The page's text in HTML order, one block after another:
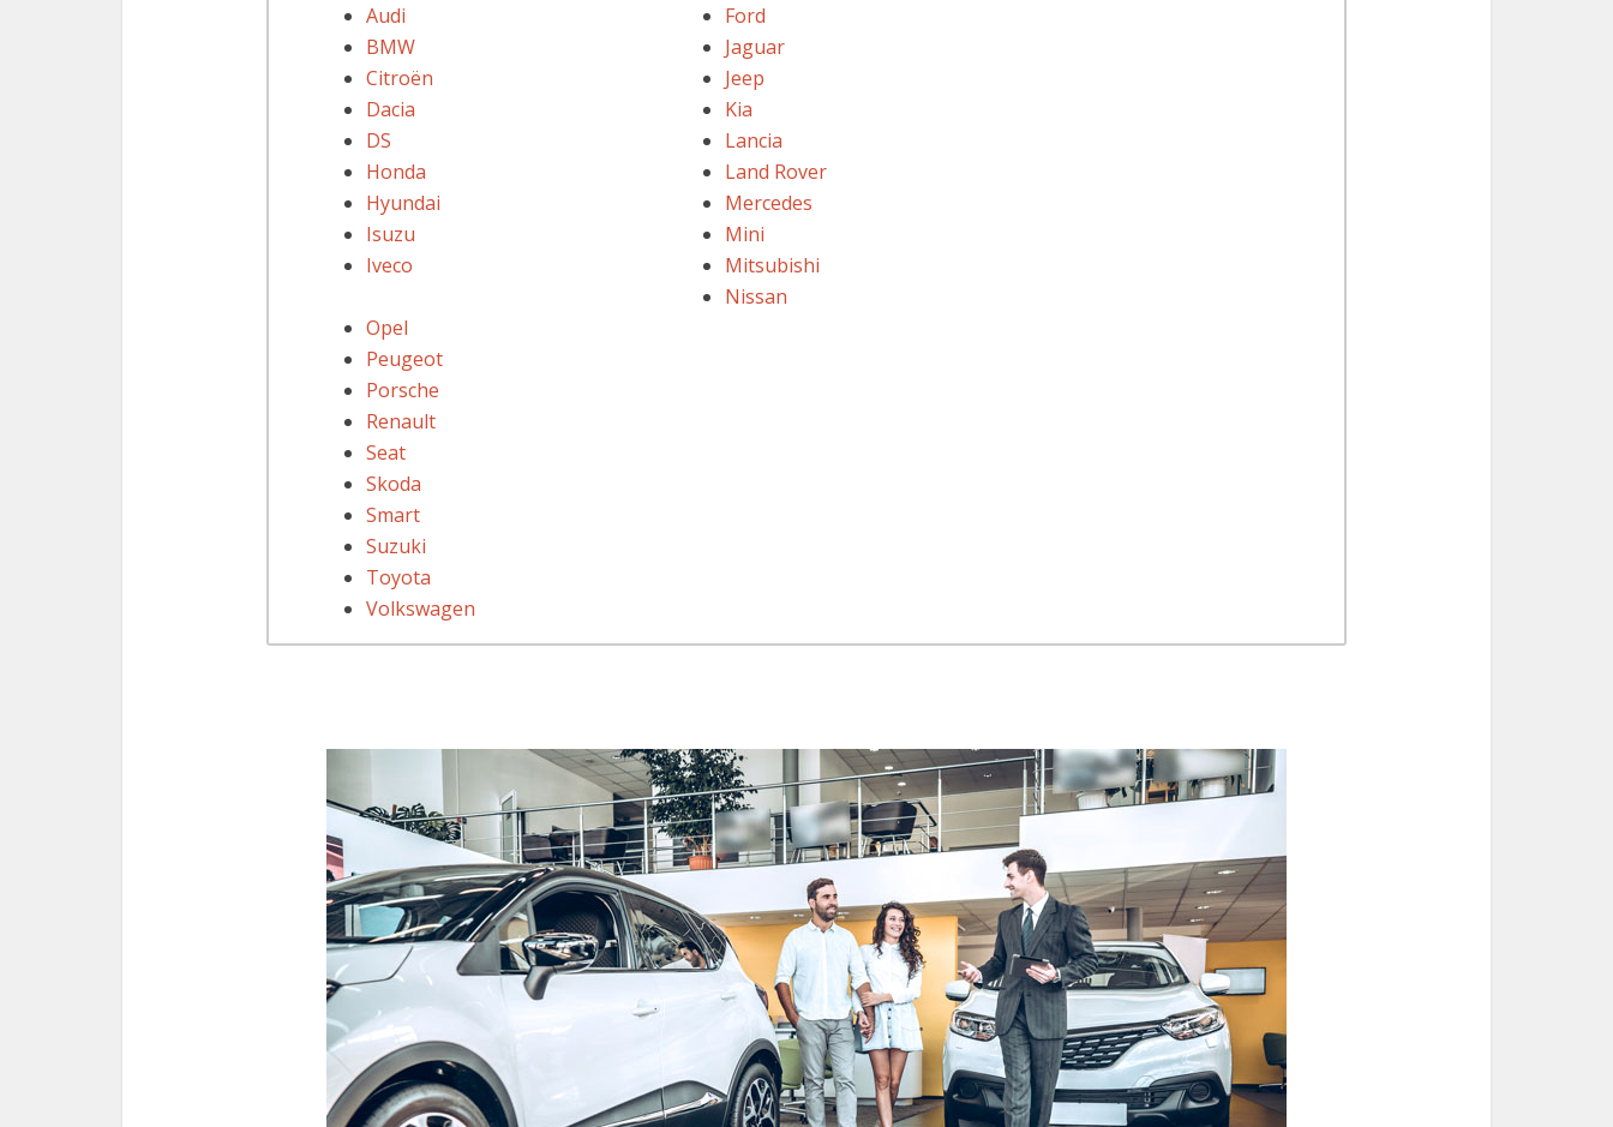
Audi
BMW
Citroën
Dacia
DS
Honda
Hyundai
Isuzu
Iveco
Ford
Jaguar
Jeep
Kia
Lancia
Land Rover
Mercedes
Mini
Mitsubishi
Nissan
Opel
Peugeot
Porsche
Renault
Seat
Skoda
Smart
Suzuki
Toyota
Volkswagen